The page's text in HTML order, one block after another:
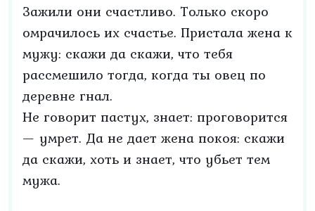
Зажили они счастливо. Только скоро
омрачилось их счастье. Пристала жена к
мужу: скажи да скажи, что тебя
рассмешило тогда, когда ты овец по
деревне гнал.
Не говорит пастух, знает: проговорится
— умрет. Да не дает жена покоя: скажи
да скажи, хоть и знает, что убьет тем
мужа.